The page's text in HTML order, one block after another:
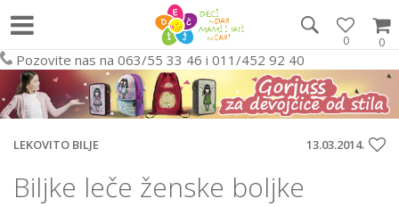
0
0
Pozovite nas na 063/55 33 46 i 011/452 92 40
LEKOVITO BILJE 13.03.2014.
Biljke leče ženske boljke